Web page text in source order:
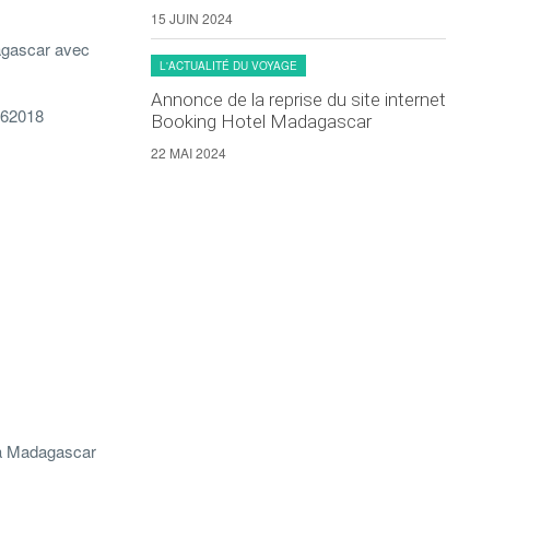
avec
Madagascar
15 JUIN 2024
L'ACTUALITÉ DU VOYAGE
Annonce de la reprise du site internet
Booking Hotel Madagascar
22 MAI 2024